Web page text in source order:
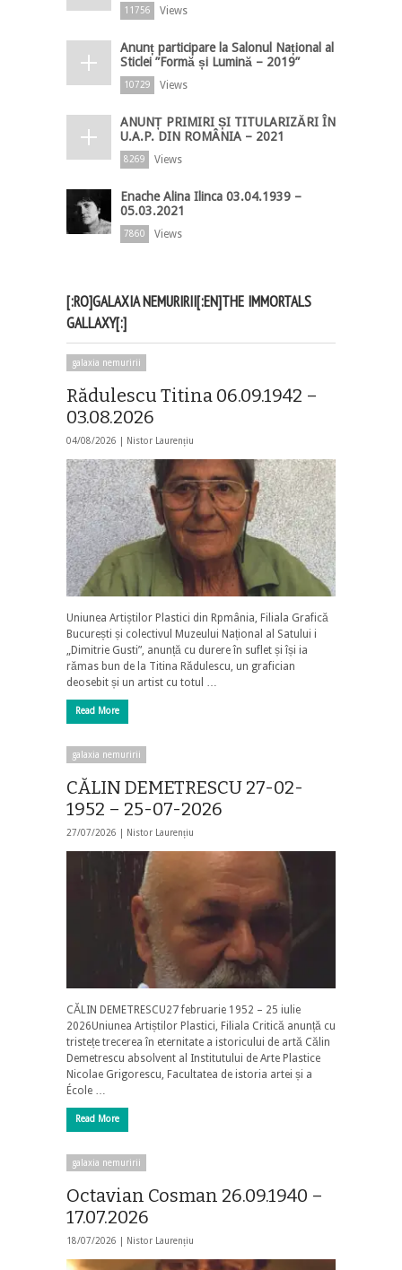
11756 Views
Anunț participare la Salonul Național al
Sticlei ”Formă și Lumină – 2019”
10729 Views
ANUNȚ PRIMIRI ȘI TITULARIZĂRI ÎN
U.A.P. DIN ROMÂNIA – 2021
8269 Views
Enache Alina Ilinca 03.04.1939 –
05.03.2021
7860 Views
[:RO]GALAXIA NEMURIRII[:EN]THE IMMORTALS
GALLAXY[:]
galaxia nemuririi
Rădulescu Titina 06.09.1942 –
03.08.2026
04/08/2026 | Nistor Laurențiu
Uniunea Artiștilor Plastici din Rpmânia, Filiala Grafică
București și colectivul Muzeului Național al Satului i
„Dimitrie Gusti”, anunță cu durere în suflet și își ia
rămas bun de la Titina Rădulescu, un grafician
deosebit și un artist cu totul …
Read More
galaxia nemuririi
CĂLIN DEMETRESCU 27-02-
1952 – 25-07-2026
27/07/2026 | Nistor Laurențiu
CĂLIN DEMETRESCU27 februarie 1952 – 25 iulie
2026Uniunea Artiștilor Plastici, Filiala Critică anunță cu
tristețe trecerea în eternitate a istoricului de artă Călin
Demetrescu absolvent al Institutului de Arte Plastice
Nicolae Grigorescu, Facultatea de istoria artei și a
École …
Read More
galaxia nemuririi
Octavian Cosman 26.09.1940 –
17.07.2026
18/07/2026 | Nistor Laurențiu